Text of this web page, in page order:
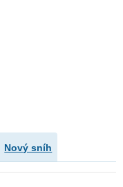
Nový sníh